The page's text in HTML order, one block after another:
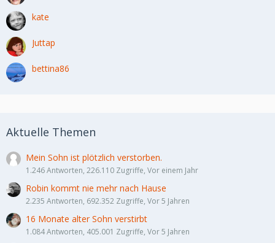
kate
Juttap
bettina86
Aktuelle Themen
Mein Sohn ist plötzlich verstorben.
1.246 Antworten, 226.110 Zugriffe, Vor einem Jahr
Robin kommt nie mehr nach Hause
2.235 Antworten, 692.352 Zugriffe, Vor 5 Jahren
16 Monate alter Sohn verstirbt
1.084 Antworten, 405.001 Zugriffe, Vor 5 Jahren